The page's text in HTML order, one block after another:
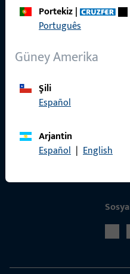
Portekiz|
Português
Güney Amerika
Şili
Español
Arjantin
Español | English